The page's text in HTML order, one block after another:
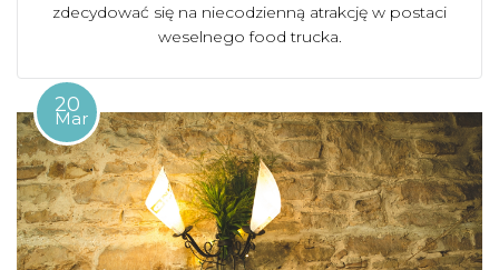
zdecydować się na niecodzienną atrakcję w postaci
weselnego food trucka.
20
Mar